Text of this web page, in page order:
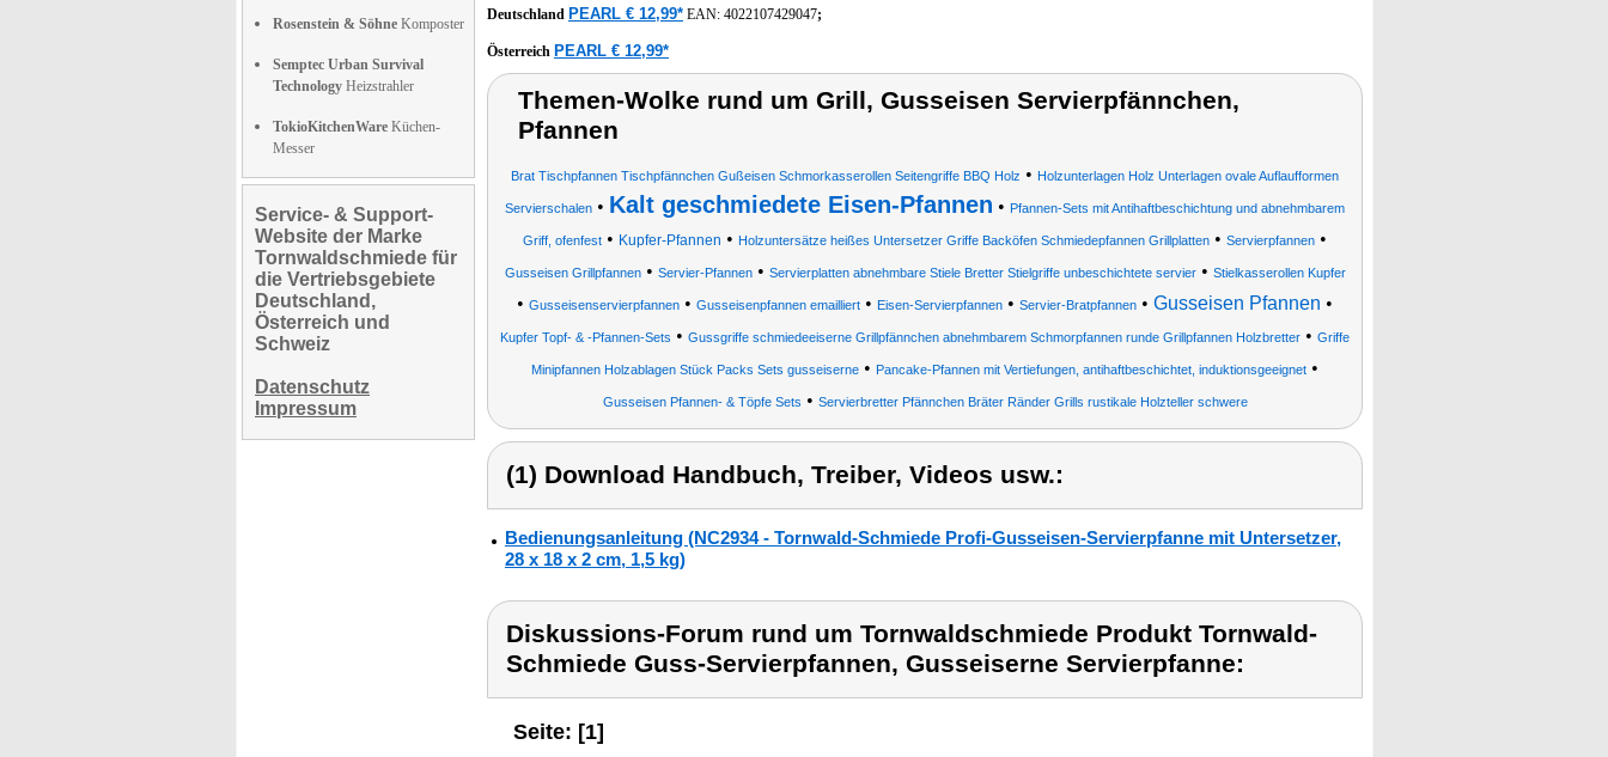
Rosenstein & Söhne Komposter
Semptec Urban Survival
Technology Heizstrahler
TokioKitchenWare Küchen-
Messer
Service- & Support-
Website der Marke
Tornwaldschmiede für
die Vertriebsgebiete
Deutschland,
Österreich und
Schweiz
Datenschutz
Impressum
Deutschland PEARL € 12,99* EAN: 4022107429047;
Österreich PEARL € 12,99*
Themen-Wolke rund um Grill, Gusseisen Servierpfännchen,
Pfannen
Brat Tischpfannen Tischpfännchen Gußeisen Schmorkasserollen Seitengriffe BBQ Holz • Holzunterlagen Holz Unterlagen ovale Auflaufformen
Servierschalen • Kalt geschmiedete Eisen-Pfannen • Pfannen-Sets mit Antihaftbeschichtung und abnehmbarem
Griff, ofenfest • Kupfer-Pfannen • Holzuntersätze heißes Untersetzer Griffe Backöfen Schmiedepfannen Grillplatten • Servierpfannen •
Gusseisen Grillpfannen• Servier-Pfannen• Servierplatten abnehmbare Stiele Bretter Stielgriffe unbeschichtete servier• Stielkasserollen Kupfer
• Gusseisenservierpfannen • Gusseisenpfannen emailliert • Eisen-Servierpfannen • Servier-Bratpfannen • Gusseisen Pfannen •
Kupfer Topf- & -Pfannen-Sets • Gussgriffe schmiedeeiserne Grillpfännchen abnehmbarem Schmorpfannen runde Grillpfannen Holzbretter • Griffe
Minipfannen Holzablagen Stück Packs Sets gusseiserne • Pancake-Pfannen mit Vertiefungen, antihaftbeschichtet, induktionsgeeignet •
Gusseisen Pfannen- & Töpfe Sets • Servierbretter Pfännchen Bräter Ränder Grills rustikale Holzteller schwere
(1) Download Handbuch, Treiber, Videos usw.:
Bedienungsanleitung (NC2934 - Tornwald-Schmiede Profi-Gusseisen-Servierpfanne mit Untersetzer,
28 x 18 x 2 cm, 1,5 kg)
Diskussions-Forum rund um Tornwaldschmiede Produkt Tornwald-
Schmiede Guss-Servierpfannen, Gusseiserne Servierpfanne:
Seite: [1]